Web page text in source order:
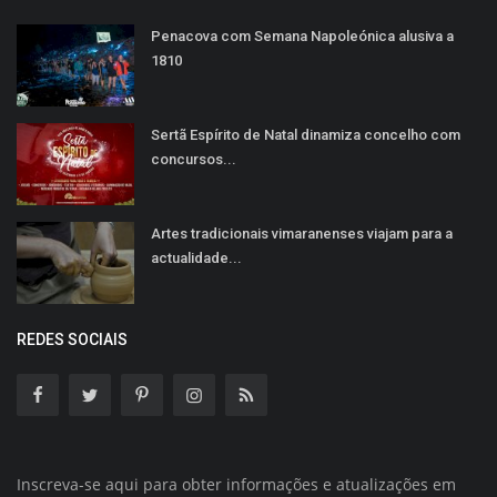
Penacova com Semana Napoleónica alusiva a
1810
Sertã Espírito de Natal dinamiza concelho com
concursos...
Artes tradicionais vimaranenses viajam para a
actualidade...
REDES SOCIAIS
Inscreva-se aqui para obter informações e atualizações em